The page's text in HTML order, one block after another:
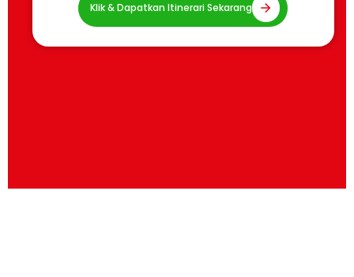
Klik & Dapatkan Itinerari Sekarang